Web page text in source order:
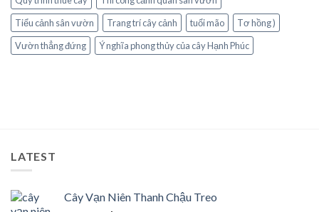
Tiểu cảnh sân vườn
Trang trí cây cảnh tuổi mão
Tơ hồng )
Vườn thẳng đứng
Ý nghĩa phong thủy của cây Hạnh Phúc
LATEST
Cây Vạn Niên Thanh Chậu Treo